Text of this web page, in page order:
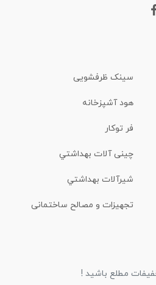
سینک ظرفشویی
هود آشپزخانه
فر توکار
چینی آلات بهداشتي
شیرآلات بهداشتي
تجهیزات و مصالح ساختمانی
مطلع باشید !